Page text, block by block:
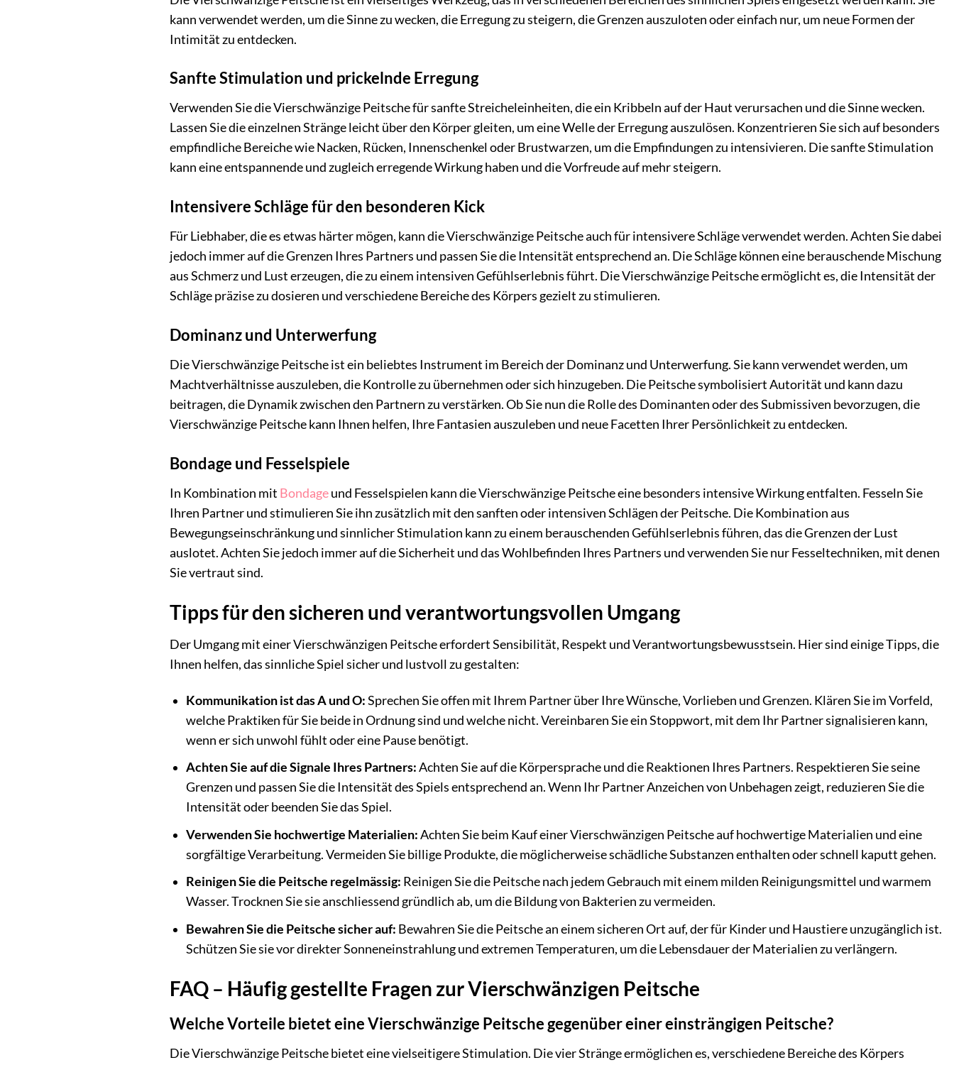
kann verwendet werden, um die Sinne zu wecken, die Erregung zu steigern, die Grenzen auszuloten oder einfach nur, um neue Formen der
Intimität zu entdecken.
Sanfte Stimulation und prickelnde Erregung
Verwenden Sie die Vierschwänzige Peitsche für sanfte Streicheleinheiten, die ein Kribbeln auf der Haut verursachen und die Sinne wecken.
Lassen Sie die einzelnen Stränge leicht über den Körper gleiten, um eine Welle der Erregung auszulösen. Konzentrieren Sie sich auf besonders
empfindliche Bereiche wie Nacken, Rücken, Innenschenkel oder Brustwarzen, um die Empfindungen zu intensivieren. Die sanfte Stimulation
kann eine entspannende und zugleich erregende Wirkung haben und die Vorfreude auf mehr steigern.
Intensivere Schläge für den besonderen Kick
Für Liebhaber, die es etwas härter mögen, kann die Vierschwänzige Peitsche auch für intensivere Schläge verwendet werden. Achten Sie dabei
jedoch immer auf die Grenzen Ihres Partners und passen Sie die Intensität entsprechend an. Die Schläge können eine berauschende Mischung
aus Schmerz und Lust erzeugen, die zu einem intensiven Gefühlserlebnis führt. Die Vierschwänzige Peitsche ermöglicht es, die Intensität der
Schläge präzise zu dosieren und verschiedene Bereiche des Körpers gezielt zu stimulieren.
Dominanz und Unterwerfung
Die Vierschwänzige Peitsche ist ein beliebtes Instrument im Bereich der Dominanz und Unterwerfung. Sie kann verwendet werden, um
Machtverhältnisse auszuleben, die Kontrolle zu übernehmen oder sich hinzugeben. Die Peitsche symbolisiert Autorität und kann dazu
beitragen, die Dynamik zwischen den Partnern zu verstärken. Ob Sie nun die Rolle des Dominanten oder des Submissiven bevorzugen, die
Vierschwänzige Peitsche kann Ihnen helfen, Ihre Fantasien auszuleben und neue Facetten Ihrer Persönlichkeit zu entdecken.
Bondage und Fesselspiele
In Kombination mit Bondageund Fesselspielen kann die Vierschwänzige Peitsche eine besonders intensive Wirkung entfalten. Fesseln Sie
Ihren Partner und stimulieren Sie ihn zusätzlich mit den sanften oder intensiven Schlägen der Peitsche. Die Kombination aus
Bewegungseinschränkung und sinnlicher Stimulation kann zu einem berauschenden Gefühlserlebnis führen, das die Grenzen der Lust
auslotet. Achten Sie jedoch immer auf die Sicherheit und das Wohlbefinden Ihres Partners und verwenden Sie nur Fesseltechniken, mit denen
Sie vertraut sind.
Tipps für den sicheren und verantwortungsvollen Umgang
Der Umgang mit einer Vierschwänzigen Peitsche erfordert Sensibilität, Respekt und Verantwortungsbewusstsein. Hier sind einige Tipps, die
Ihnen helfen, das sinnliche Spiel sicher und lustvoll zu gestalten:
Kommunikation ist das A und O:Sprechen Sie offen mit Ihrem Partner über Ihre Wünsche, Vorlieben und Grenzen. Klären Sie im Vorfeld,
welche Praktiken für Sie beide in Ordnung sind und welche nicht. Vereinbaren Sie ein Stoppwort, mit dem Ihr Partner signalisieren kann,
wenn er sich unwohl fühlt oder eine Pause benötigt.
Achten Sie auf die Signale Ihres Partners:Achten Sie auf die Körpersprache und die Reaktionen Ihres Partners. Respektieren Sie seine
Grenzen und passen Sie die Intensität des Spiels entsprechend an. Wenn Ihr Partner Anzeichen von Unbehagen zeigt, reduzieren Sie die
Intensität oder beenden Sie das Spiel.
Verwenden Sie hochwertige Materialien:Achten Sie beim Kauf einer Vierschwänzigen Peitsche auf hochwertige Materialien und eine
sorgfältige Verarbeitung. Vermeiden Sie billige Produkte, die möglicherweise schädliche Substanzen enthalten oder schnell kaputt gehen.
Reinigen Sie die Peitsche regelmässig: Reinigen Sie die Peitsche nach jedem Gebrauch mit einem milden Reinigungsmittel und warmem
Wasser. Trocknen Sie sie anschliessend gründlich ab, um die Bildung von Bakterien zu vermeiden.
Bewahren Sie die Peitsche sicher auf: Bewahren Sie die Peitsche an einem sicheren Ort auf, der für Kinder und Haustiere unzugänglich ist.
Schützen Sie sie vor direkter Sonneneinstrahlung und extremen Temperaturen, um die Lebensdauer der Materialien zu verlängern.
FAQ – Häufig gestellte Fragen zur Vierschwänzigen Peitsche
Welche Vorteile bietet eine Vierschwänzige Peitsche gegenüber einer einsträngigen Peitsche?
Die Vierschwänzige Peitsche bietet eine vielseitigere Stimulation. Die vier Stränge ermöglichen es, verschiedene Bereiche des Körpers